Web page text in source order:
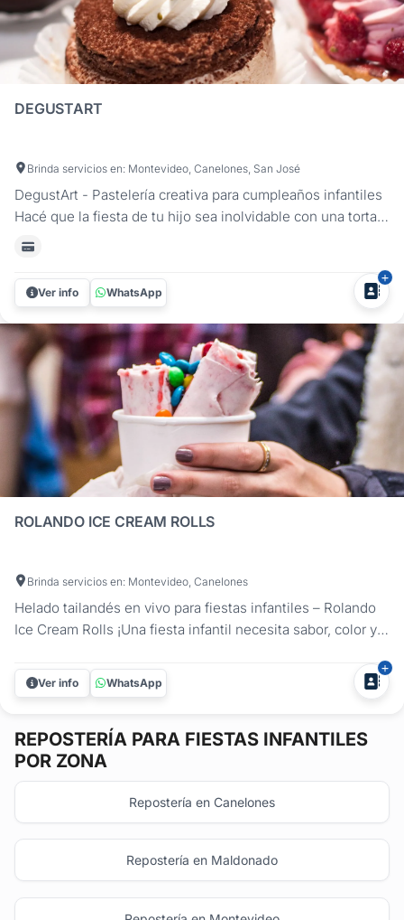
DEGUSTART
Brinda servicios en: Montevideo, Canelones, San José
DegustArt - Pastelería creativa para cumpleaños infantiles
Hacé que la fiesta de tu hijo sea inolvidable con una torta
temática diseñada a medida. En nuestro servicio de
personalizadas con diseños únicos, colores vibrantes y
detalles...
Ver info WhatsApp
ROLANDO ICE CREAM ROLLS
Brinda servicios en: Montevideo, Canelones
Helado tailandés en vivo para fiestas infantiles – Rolando
Ice Cream Rolls ¡Una fiesta infantil necesita sabor, color y
postre en un espectáculo: elaboramos helados en rollo al
instante, sobre una plancha a -20 °C, con sabores y...
Ver info WhatsApp
REPOSTERÍA PARA FIESTAS INFANTILES
POR ZONA
Repostería en Canelones
Repostería en Maldonado